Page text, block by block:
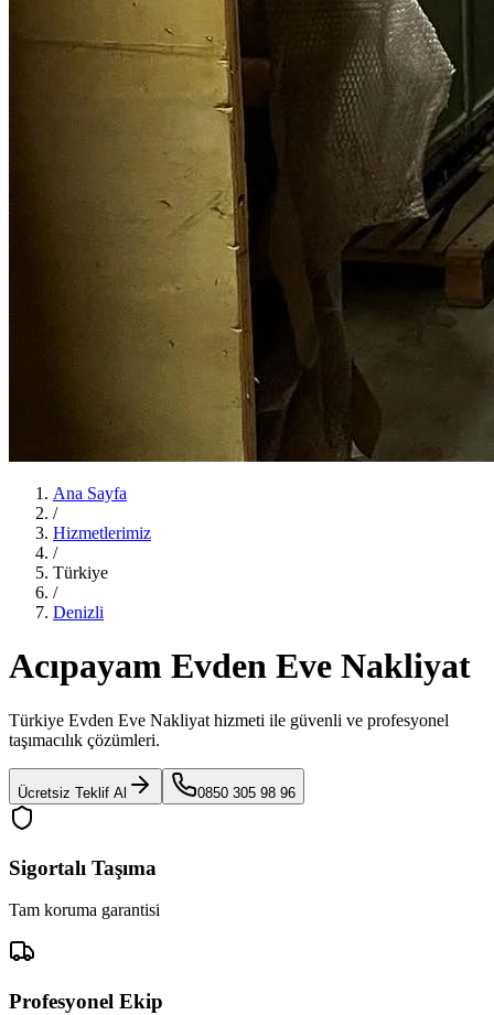
Ana Sayfa
/
Hizmetlerimiz
/
Türkiye
/
Denizli
Acıpayam Evden Eve Nakliyat
Türkiye Evden Eve Nakliyat hizmeti ile güvenli ve profesyonel
taşımacılık çözümleri.
Ücretsiz Teklif Al 0850 305 98 96
Sigortalı Taşıma
Tam koruma garantisi
Profesyonel Ekip